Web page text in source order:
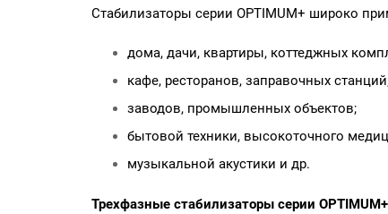
Стабилизаторы серии OPTIMUM+ широко
дома, дачи, квартиры, коттеджных
кафе, ресторанов, заправочных
заводов, промышленных объектов;
бытовой техники, высокоточного
музыкальной акустики и др.
Трехфазные стабилизаторы серии